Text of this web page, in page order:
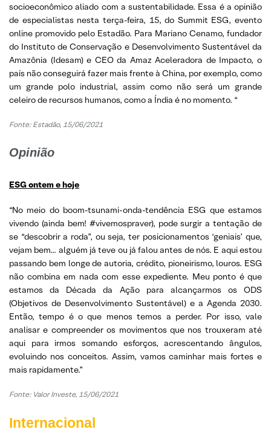
socioeconômico aliado com a sustentabilidade. Essa é a opinião
de especialistas nesta terça-feira, 15, do Summit ESG, evento
online promovido pelo Estadão. Para Mariano Cenamo, fundador
do Instituto de Conservação e Desenvolvimento Sustentável da
Amazônia (Idesam) e CEO da Amaz Aceleradora de Impacto, o
país não conseguirá fazer mais frente à China, por exemplo, como
um grande polo industrial, assim como não será um grande
celeiro de recursos humanos, como a Índia é no momento. “
Fonte: Estadão, 15/06/2021
Opinião
ESG ontem e hoje
“No meio do boom-tsunami-onda-tendência ESG que estamos
vivendo (ainda bem! #vivemospraver), pode surgir a tentação de
se “descobrir a roda”, ou seja, ter posicionamentos ‘geniais’ que,
vejam bem… alguém já teve ou já falou antes de nós. E aqui estou
passando bem longe de autoria, crédito, pioneirismo, louros. ESG
não combina em nada com esse expediente. Meu ponto é que
estamos da Década da Ação para alcançarmos os ODS
(Objetivos de Desenvolvimento Sustentável) e a Agenda 2030.
Então, tempo é o que menos temos a perder. Por isso, vale
analisar e compreender os movimentos que nos trouxeram até
aqui para irmos somando esforços, acrescentando ângulos,
evoluindo nos conceitos. Assim, vamos caminhar mais fortes e
mais rapidamente.”
Fonte: Valor Investe, 15/06/2021
Internacional